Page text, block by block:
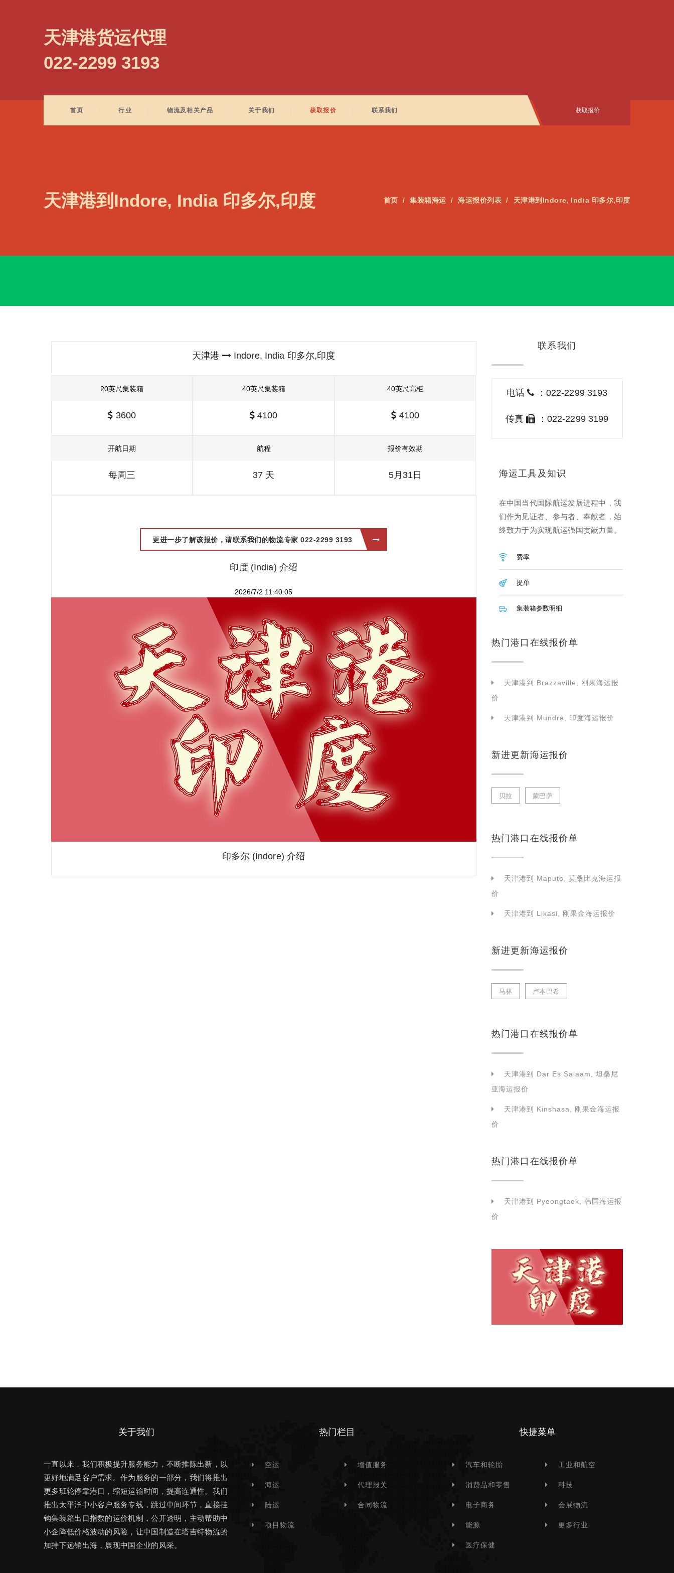
天津港货运代理
022-2299 3193
首页 行业 物流及相关产品 关于我们 获取报价 联系我们 获取报价
天津港到Indore, India 印多尔,印度 首页 集装箱海运 海运报价列表 天津港到Indore, India 印多尔,印度
天津港 Indore, India 印多尔,印度
20英尺集装箱
3600
40英尺集装箱
4100
40英尺高柜
4100
开航日期
每周三
航程
37 天
报价有效期
5月31日
更进一步了解该报价，请联系我们的物流专家 022-2299 3193
印度 (India) 介绍
2026/7/2 11:40:05
印多尔 (Indore) 介绍
联系我们
电话 ：022-2299 3193
传真 ：022-2299 3199
海运工具及知识
在中国当代国际航运发展进程中，我
们作为见证者、参与者、奉献者，始
终致力于为实现航运强国贡献力量。
费率
提单
集装箱参数明细
热门港口在线报价单
天津港到 Brazzaville, 刚果海运报
价
天津港到 Mundra, 印度海运报价
新进更新海运报价
贝拉 蒙巴萨
热门港口在线报价单
天津港到 Maputo, 莫桑比克海运报
价
天津港到 Likasi, 刚果金海运报价
新进更新海运报价
马林 卢本巴希
热门港口在线报价单
天津港到 Dar Es Salaam, 坦桑尼
亚海运报价
天津港到 Kinshasa, 刚果金海运报
价
热门港口在线报价单
天津港到 Pyeongtaek, 韩国海运报
价
关于我们
一直以来，我们积极提升服务能力，不断推陈出新，以
更好地满足客户需求。作为服务的一部分，我们将推出
更多班轮停靠港口，缩短运输时间，提高连通性。我们
推出太平洋中小客户服务专线，跳过中间环节，直接挂
钩集装箱出口指数的运价机制，公开透明，主动帮助中
小企降低价格波动的风险，让中国制造在塔吉特物流的
加持下远销出海，展现中国企业的风采。
热门栏目
空运
海运
陆运
项目物流
增值服务
代理报关
合同物流
快捷菜单
汽车和轮胎
消费品和零售
电子商务
能源
医疗保健
工业和航空
科技
会展物流
更多行业